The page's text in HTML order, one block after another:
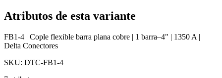
Atributos de esta variante
FB1-4 | Cople flexible barra plana cobre | 1 barra–4" | 1350 A |
Delta Conectores
SKU: DTC-FB1-4